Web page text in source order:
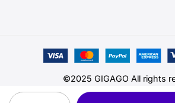
캐나다 eSIM quantity
©2025 GIGAGO All rights